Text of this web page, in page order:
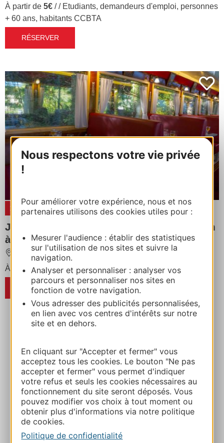
Nous respectons votre vie privée
!
Pour améliorer votre expérience, nous et nos
partenaires utilisons des cookies utiles pour :
Mesurer l'audience : établir des statistiques
sur l'utilisation de nos sites et suivre la
navigation.
Analyser et personnaliser : analyser vos
parcours et personnaliser nos sites en
fonction de votre navigation.
Vous adresser des publicités personnalisées,
en lien avec vos centres d'intérêts sur notre
site et en dehors.
En cliquant sur "Accepter et fermer" vous
acceptez tous les cookies. Le bouton "Ne pas
accepter et fermer" vous permet d'indiquer
votre refus et seuls les cookies nécessaires au
fonctionnement du site seront déposés. Vous
pouvez modifier vos choix à tout moment ou
obtenir plus d'informations via notre politique
de cookies.
Politique de confidentialité
À partir de 5€ / / Etudiants, demandeurs d'emploi, personnes
+ 60 ans, habitants CCBTA
RÉSERVER
20 SEPT 2026
JEP 2026 : La voiture Restaurant du Train
à vapeur des Cévennes
ANDUZE
À partir de49,9€ / /
RÉSERVER